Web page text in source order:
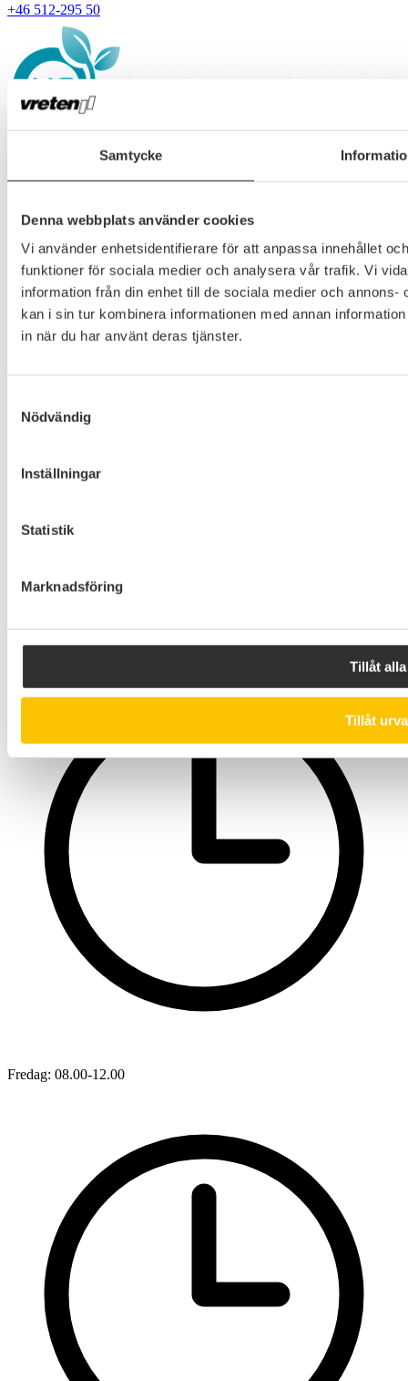
Samtycke
Denna webbplats använder cookies
Vi använder enhetsidentifierare för att anpassa innehållet
funktioner för sociala medier och analysera vår trafik. Vi
information från din enhet till de sociala medier och
kan i sin tur kombinera informationen med annan
in när du har använt deras tjänster.
Nödvändig
Inställningar
Statistik
Marknadsföring
Tillåt alla
Tillåt
+46 512-295 50
Öppettider
Måndag till och med torsdag: 08.00-16.00
Fredag: 08.00-12.00